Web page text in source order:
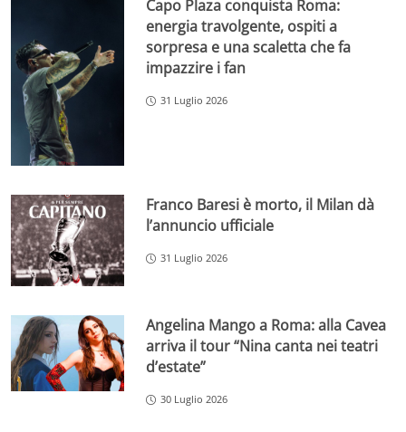
Capo Plaza conquista Roma:
energia travolgente, ospiti a
sorpresa e una scaletta che fa
impazzire i fan
31 Luglio 2026
Franco Baresi è morto, il Milan dà
l’annuncio ufficiale
31 Luglio 2026
Angelina Mango a Roma: alla Cavea
arriva il tour “Nina canta nei teatri
d’estate”
30 Luglio 2026